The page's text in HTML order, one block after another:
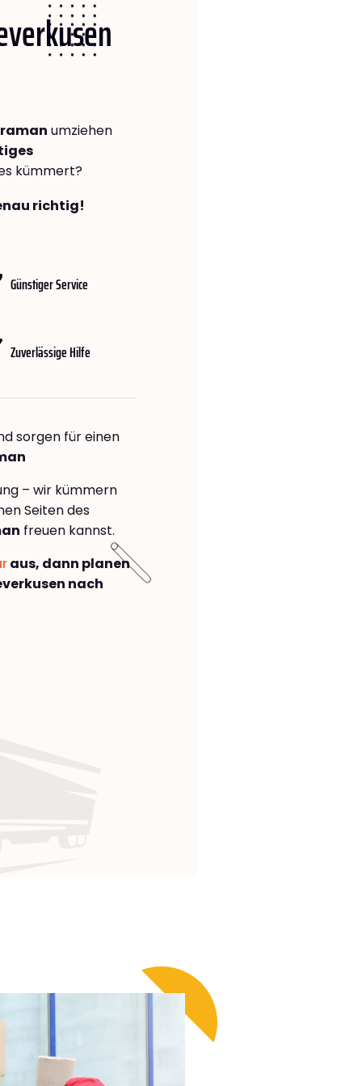
umziehen
kümmert?
richtig!
Günstiger Service
Zuverlässige Hilfe
sorgen für einen
– wir kümmern
Seiten des
freuen kannst.
aus, dann planen
nach